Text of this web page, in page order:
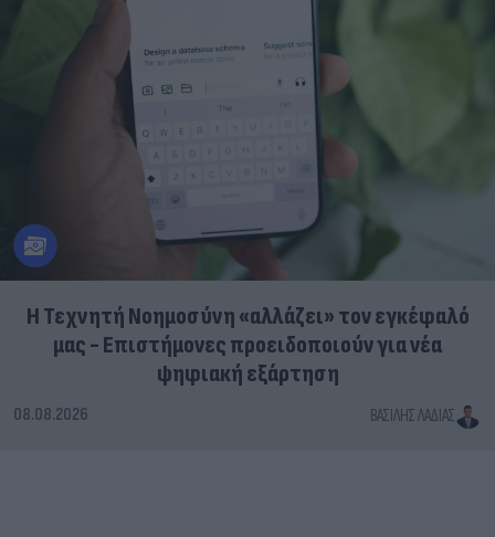
Η Τεχνητή Νοημοσύνη «αλλάζει» τον εγκέφαλό
μας - Eπιστήμονες προειδοποιούν για νέα
ψηφιακή εξάρτηση
08.08.2026 ΒΑΣΊΛΗΣ ΛΑΔΙΆΣ